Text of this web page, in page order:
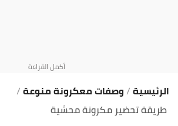
الرئيسية وصفات معكرونة منوعة
طريقة تحضير مكرونة محشية